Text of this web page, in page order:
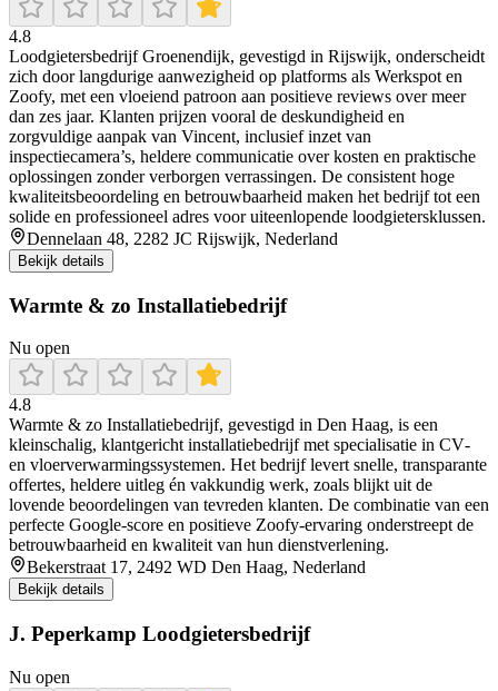
4.8
Loodgietersbedrijf Groenendijk, gevestigd in Rijswijk, onderscheidt
zich door langdurige aanwezigheid op platforms als Werkspot en
Zoofy, met een vloeiend patroon aan positieve reviews over meer
dan zes jaar. Klanten prijzen vooral de deskundigheid en
zorgvuldige aanpak van Vincent, inclusief inzet van
inspectiecamera’s, heldere communicatie over kosten en praktische
oplossingen zonder verborgen verrassingen. De consistent hoge
kwaliteitsbeoordeling en betrouwbaarheid maken het bedrijf tot een
solide en professioneel adres voor uiteenlopende loodgietersklussen.
Dennelaan 48, 2282 JC Rijswijk, Nederland
Bekijk details
Warmte & zo Installatiebedrijf
Nu open
4.8
Warmte & zo Installatiebedrijf, gevestigd in Den Haag, is een
kleinschalig, klantgericht installatiebedrijf met specialisatie in CV‑
en vloerverwarmingssystemen. Het bedrijf levert snelle, transparante
offertes, heldere uitleg én vakkundig werk, zoals blijkt uit de
lovende beoordelingen van tevreden klanten. De combinatie van een
perfecte Google‑score en positieve Zoofy‑ervaring onderstreept de
betrouwbaarheid en kwaliteit van hun dienstverlening.
Bekerstraat 17, 2492 WD Den Haag, Nederland
Bekijk details
J. Peperkamp Loodgietersbedrijf
Nu open